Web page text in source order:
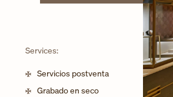
Services:
Servicios postventa
Grabado en seco